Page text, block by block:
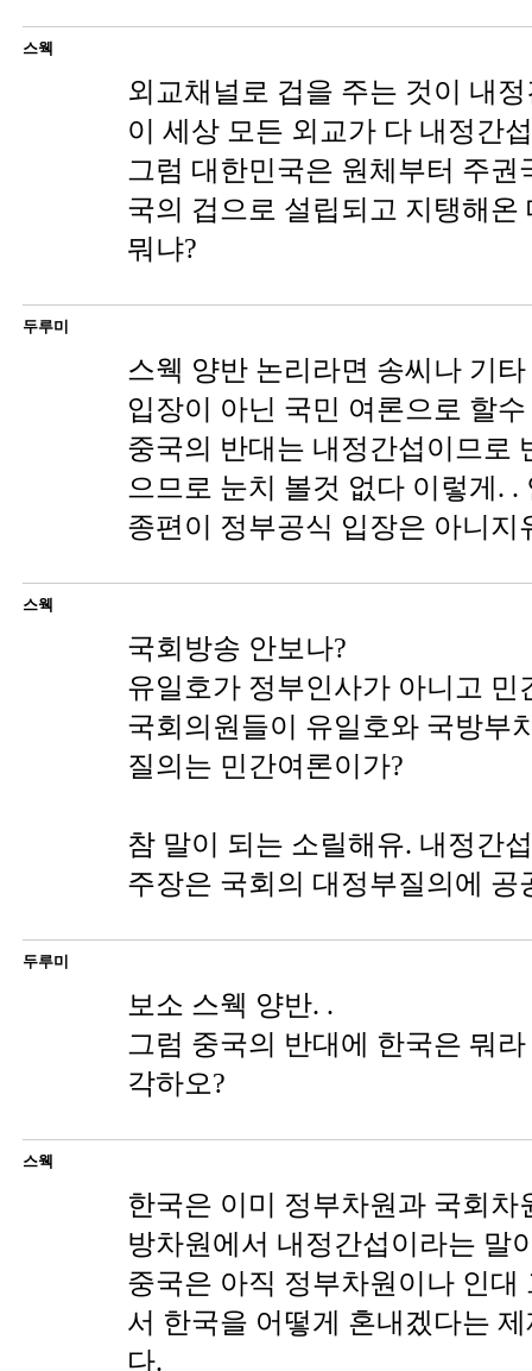
스웩
외교채널로 겁을 주는 것이 내
이 세상 모든 외교가 다 내정간
그럼 대한민국은 원체부터 주권
국의 겁으로 설립되고 지탱해온
뭐냐?
두루미
스웩 양반 논리라면 송씨나 기
입장이 아닌 국민 여론으로 할
중국의 반대는 내정간섭이므로
으므로 눈치 볼것 없다 이렇게. .
종편이 정부공식 입장은 아니지
스웩
국회방송 안보나?
유일호가 정부인사가 아니고 민
국회의원들이 유일호와 국방부
질의는 민간여론이가?
참 말이 되는 소릴해유. 내정간
주장은 국회의 대정부질의에 공
두루미
보소 스웩 양반. .
그럼 중국의 반대에 한국은 뭐
각하오?
스웩
한국은 이미 정부차원과 국회차
방차원에서 내정간섭이라는 말
중국은 아직 정부차원이나 인대
서 한국을 어떻게 혼내겠다는
다.